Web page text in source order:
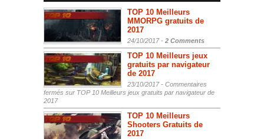
TOP 10 Meilleurs
MMORPG gratuits de
2017
24/10/2017 - 2 Comments
TOP 10 Meilleurs jeux
gratuits par navigateur
de 2017
23/10/2017 - Commentaires
fermés sur TOP 10 Meilleurs jeux gratuits par navigateur de
2017
TOP 10 Meilleurs
Shooters Gratuits de
2017